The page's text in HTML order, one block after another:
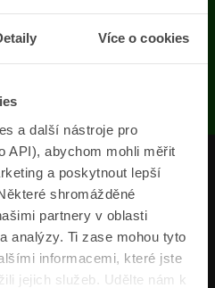
Více o cookies
a další nástroje pro
API), abychom mohli měřit
a poskytnout lepší
shromážděné
partnery v oblasti
analýzy. Ti zase mohou tyto
informacemi, které jste
jejich služeb. Udělte nám k